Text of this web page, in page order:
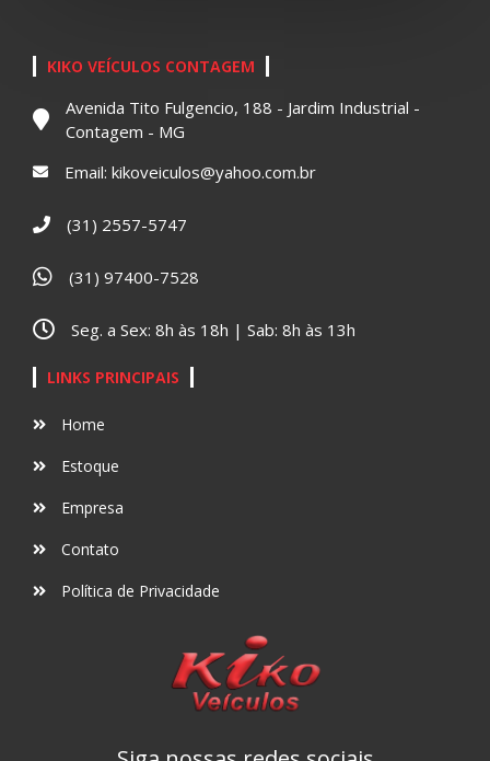
KIKO VEÍCULOS CONTAGEM
Avenida Tito Fulgencio, 188 - Jardim Industrial -
Contagem - MG
Email: kikoveiculos@yahoo.com.br
(31) 2557-5747
(31) 97400-7528
Seg. a Sex: 8h às 18h | Sab: 8h às 13h
LINKS PRINCIPAIS
Home
Estoque
Empresa
Contato
Política de Privacidade